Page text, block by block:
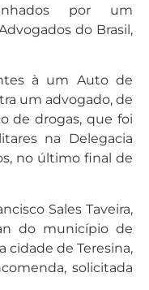
por um
do Brasil,
à um Auto de
um advogado, de
de drogas, que foi
na Delegacia
no último final de
Sales Taveira,
do município de
cidade de Teresina,
solicitada